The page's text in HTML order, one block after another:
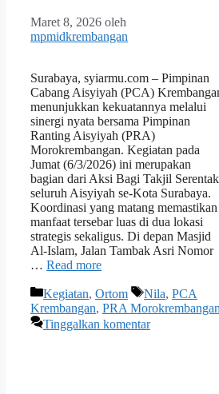
Maret 8, 2026 oleh
mpmidkrembangan
Surabaya, syiarmu.com – Pimpinan
Cabang Aisyiyah (PCA)
menunjukkan kekuatannya melalui
sinergi nyata bersama Pimpinan
Ranting Aisyiyah (PRA)
Morokrembangan. Kegiatan pada
Jumat (6/3/2026) ini merupakan
bagian dari Aksi Bagi Takjil Serentak
seluruh Aisyiyah se-Kota Surabaya.
Koordinasi yang matang memastikan
manfaat tersebar luas di dua lokasi
strategis sekaligus. Di depan Masjid
Al-Islam, Jalan Tambak Asri Nomor
… Read more
Kategori
Kegiatan, Ortom Tag
Nila, PCA
Krembangan, PRA Morokrembangan
Tinggalkan komentar